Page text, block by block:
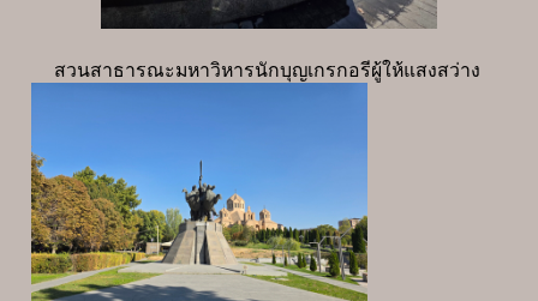
สวนสาธารณะมหาวิหารนักบุญเกรกอรีผู้ให้แสงสว่าง